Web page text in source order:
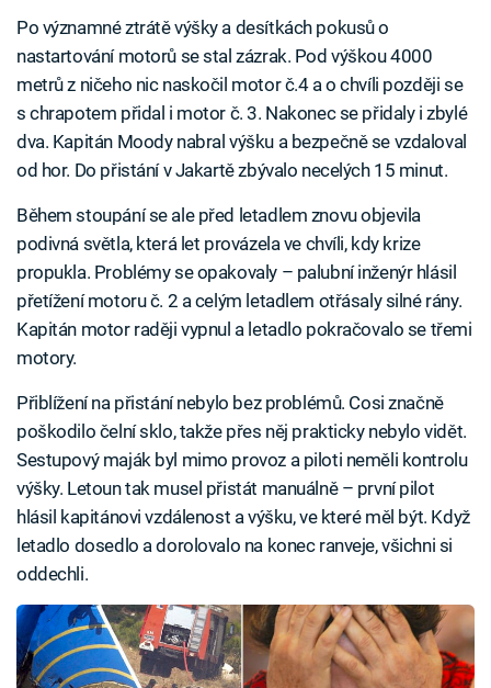
Po významné ztrátě výšky a desítkách pokusů o
nastartování motorů se stal zázrak. Pod výškou 4000
metrů z ničeho nic naskočil motor č.4 a o chvíli později se
s chrapotem přidal i motor č. 3. Nakonec se přidaly i zbylé
dva. Kapitán Moody nabral výšku a bezpečně se vzdaloval
od hor. Do přistání v Jakartě zbývalo necelých 15 minut.
Během stoupání se ale před letadlem znovu objevila
podivná světla, která let provázela ve chvíli, kdy krize
propukla. Problémy se opakovaly – palubní inženýr hlásil
přetížení motoru č. 2 a celým letadlem otřásaly silné rány.
Kapitán motor raději vypnul a letadlo pokračovalo se třemi
motory.
Přiblížení na přistání nebylo bez problémů. Cosi značně
poškodilo čelní sklo, takže přes něj prakticky nebylo vidět.
Sestupový maják byl mimo provoz a piloti neměli kontrolu
výšky. Letoun tak musel přistát manuálně – první pilot
hlásil kapitánovi vzdálenost a výšku, ve které měl být. Když
letadlo dosedlo a dorolovalo na konec ranveje, všichni si
oddechli.